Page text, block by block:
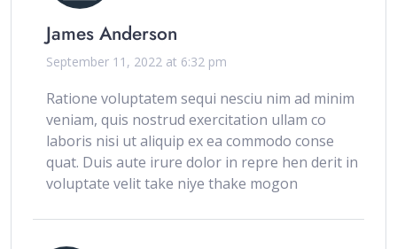
James Anderson
September 11, 2022 at 6:32 pm
Ratione voluptatem sequi nesciu nim ad minim
veniam, quis nostrud exercitation ullam co
laboris nisi ut aliquip ex ea commodo conse
quat. Duis aute irure dolor in repre hen derit in
voluptate velit take niye thake mogon